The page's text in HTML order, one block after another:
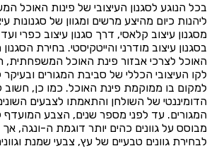
בכל הנוגע לסגנון העיצובי של פינות האוכל
ליהנות כיום מהיצע מרשים ומגוון של סגנונות
מסגנון עיצוב קלאסי, דרך סגנון עיצוב כפרי
בסגנון עיצוב מודרני והייטקיסטי. בחירת
האוכל לצרכי אבזור פינת האוכל המשפחתית,
לקו העיצובי הכללי של סביבת המגורים
למקום בו ממוקמת פינת האוכל. כמו כן, חשוב
הדומיננטי של השולחן והתאמתו לצבעים
המגורים. עד לפני מספר שנים, הצבע המועדף
מבוסס על גוונים כהים יותר דוגמת ה-ונגה,
לבחירת גוונים טבעיים של עץ, צבעי שמנת